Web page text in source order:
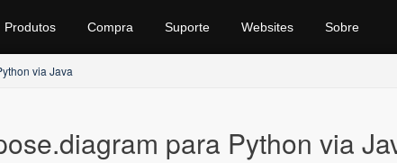
Produtos Compra Suporte Websites Sobre
via Java
para Python via